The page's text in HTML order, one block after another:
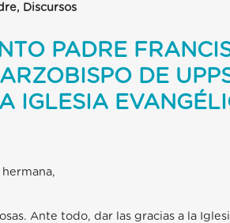
Discursos
PADRE
DE
IGLESIA
Ante todo, dar las gracias a la